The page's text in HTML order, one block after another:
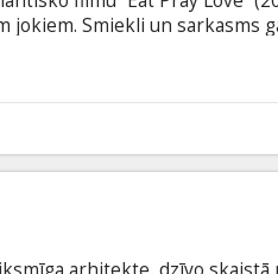
Smiekli un sarkasms